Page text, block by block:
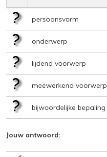
persoonsvorm
onderwerp
lijdend voorwerp
meewerkend voorwerp
bijwoordelijke bepaling
Jouw antwoord: